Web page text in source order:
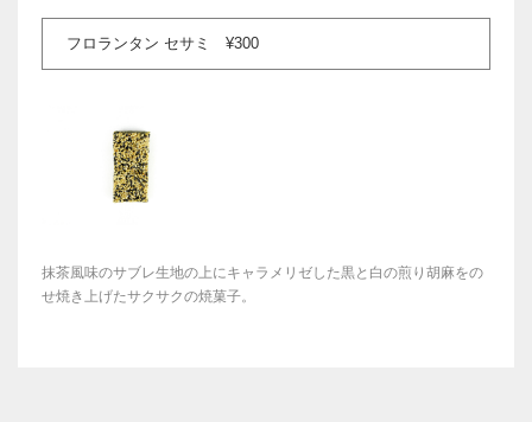
フロランタン セサミ ¥300
抹茶風味のサブレ生地の上にキャラメリゼした黒と白の煎り胡麻をの
せ焼き上げたサクサクの焼菓子。